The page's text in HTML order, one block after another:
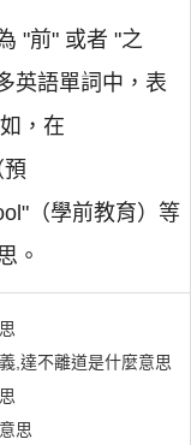
"前" 或者 "之
英語單詞中，表
，在
（學前教育）等
。
,達不離道是什麼意思
思